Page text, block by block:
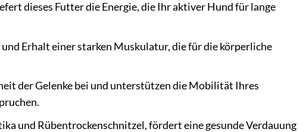
dieses Futter die Energie, die Ihr aktiver Hund für lange
und Erhalt einer starken Muskulatur, die für die körperliche
der Gelenke bei und unterstützen die Mobilität Ihres
und Rübentrockenschnitzel, fördert eine gesunde Verdauung